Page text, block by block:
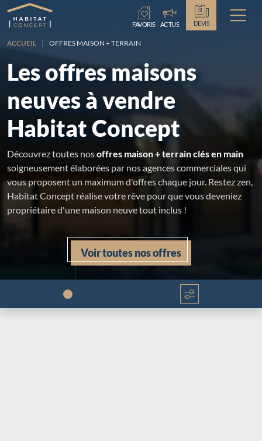
Chargement...
FAVORIS
ACTUS DEVIS
ACCUEIL OFFRES MAISON + TERRAIN
Les offres maisons
neuves à vendre
Habitat Concept
Découvrez toutes nosoffres maison + terrain clés en main
soigneusement élaborées par nos agences commerciales qui
vous proposent un maximum d'offres chaque jour. Restez zen,
Habitat Concept réalise votre rêve pour que vous deveniez
propriétaire d'une maison neuve tout inclus !
Voir toutes nos offres
Chargement...